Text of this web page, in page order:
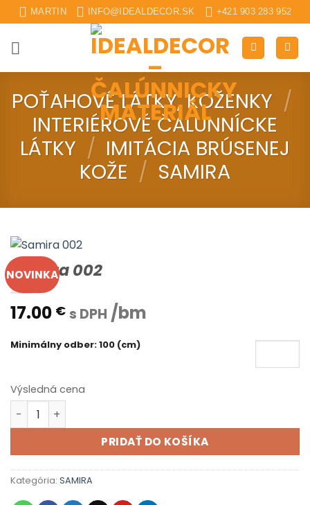
Skip
to
content
MARTIN INFO@IDEALDECOR.SK +421 903 283 952
POŤAHOVÉ LÁTKY, KOŽENKY /
INTERIÉROVÉ ČALUNNÍCKE
LÁTKY / IMITÁCIA BRÚSENEJ
KOŽE / SAMIRA
NOVINKA
Samira 002
17.00 € s DPH /bm
Minimálny odber: 100 (cm)
Výsledná cena
množstvo Samira 002
PRIDAŤ DO KOŠÍKA
Kategória: SAMIRA